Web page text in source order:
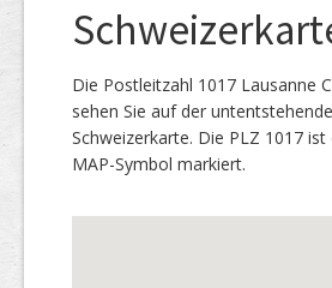
Die Postleitzahl 1017 Lausanne
sehen Sie auf der
Schweizerkarte. Die PLZ 1017
MAP-Symbol markiert.